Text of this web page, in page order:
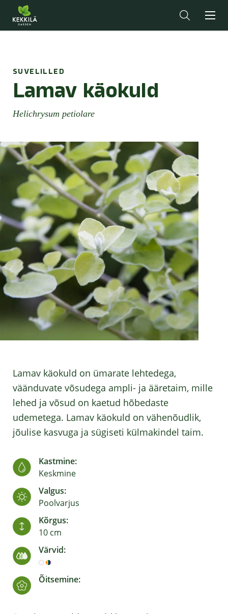
SUVELILLED
Lamav käokuld
Helichrysum petiolare
Lamav käokuld on ümarate lehtedega,
väänduvate võsudega ampli- ja ääretaim, mille
lehed ja võsud on kaetud hõbedaste
udemetega. Lamav käokuld on vähenõudlik,
jõulise kasvuga ja sügiseti külmakindel taim.
Kastmine:
Keskmine
Valgus:
Poolvarjus
Kõrgus:
10 cm
Värvid:
Õitsemine: